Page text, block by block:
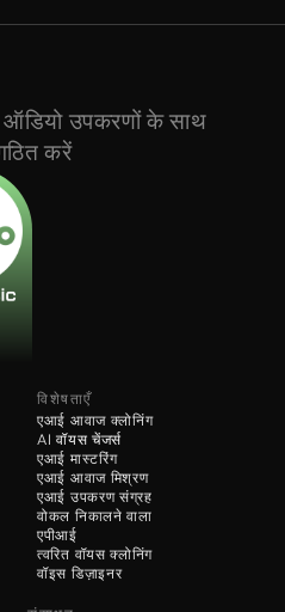
ऑडियो उपकरणों के साथ
करें
विशेषताएँ
एआई आवाज क्लोनिंग
एआई आवाज मिश्रण
AI वॉयस चेंजर्स
एआई मास्टरिंग
एआई उपकरण संग्रह
वोकल निकालने वाला
एपीआई
त्वरित वॉयस क्लोनिंग
वॉइस डिज़ाइनर